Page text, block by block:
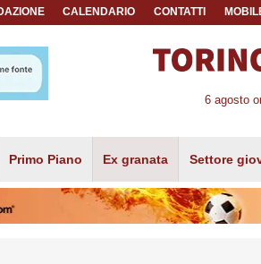
CALENDARIO CONTATTI
6 agosto
Primo Piano Ex granata Settore